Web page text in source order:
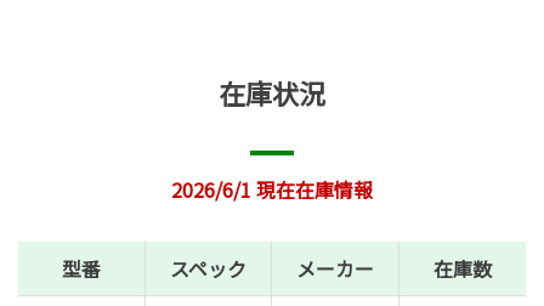
在庫状況
2026/6/1 現在在庫情報
型番 スペック メーカー 在庫数